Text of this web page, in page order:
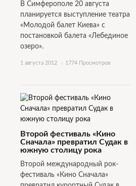
В Симферополе 20 августа
планируется выступление театра
«Молодой балет Киева» с
постановкой балета «Лебединое
озеро».
1 августа 2012 1774 Просмотров
Второй фестиваль «Кино
Сначала» превратил Судак в
южную столицу рока
Второй международный рок-
фестиваль «Кино Сначала»